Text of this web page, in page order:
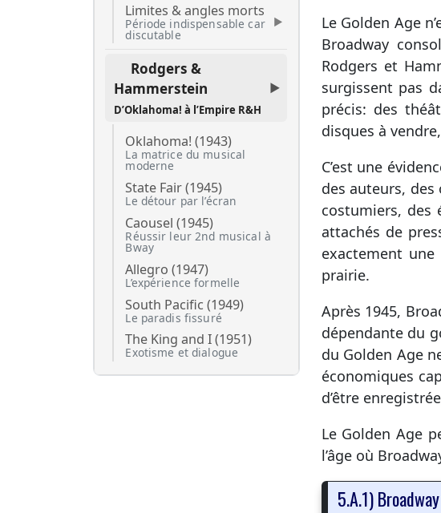
Limites & angles morts
Période indispensable car
discutable
Rodgers &
Hammerstein
D’Oklahoma! à l’Empire R&H
Oklahoma! (1943)
La matrice du musical
moderne
State Fair (1945)
Le détour par l’écran
Caousel (1945)
Réussir leur 2nd musical à
Bway
Allegro (1947)
L’expérience formelle
South Pacific (1949)
Le paradis fissuré
The King and I (1951)
Exotisme et dialogue
Le Golden Age
Broadway
Rodgers et
surgissent pas
précis: des
disques à
C’est une
des auteurs,
costumiers, des
attachés de
exactement
prairie.
Après 1945,
dépendante du
du Golden Age
économiques
d’être
Le Golden Age
l’âge où
5.A.1)